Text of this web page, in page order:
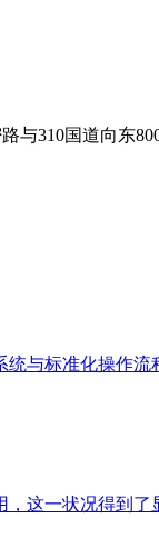
310国道向东
与标准化操作
这一状况得到了